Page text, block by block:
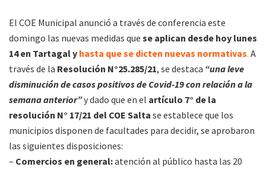
El COE Municipal anunció a través de conferencia este
domingo las nuevas medidas que se aplican desde hoy lunes
14 en Tartagal y hasta que se dicten nuevas normativas. A
través de la Resolución N°25.285/21, se destaca “una leve
disminución de casos positivos de Covid-19 con relación a la
semana anterior”y dado que en el artículo 7° de la
resolución N° 17/21 del COE Salta se establece que los
municipios disponen de facultades para decidir, se aprobaron
las siguientes disposiciones:
– Comercios en general:atención al público hasta las 20